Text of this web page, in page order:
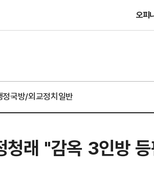
오피
정국방/외교정치일반
래 "감옥 3인방